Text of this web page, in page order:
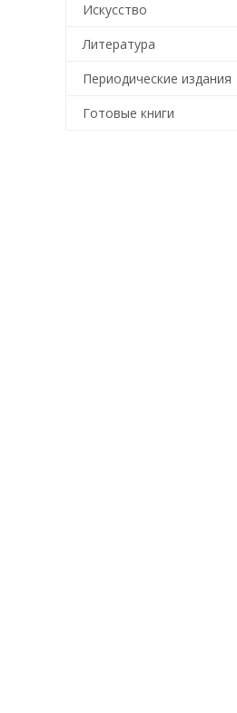
Искусство
Литература
Периодические издания
Готовые книги